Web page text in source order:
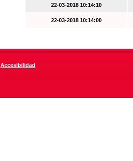
22-03-2018 10:14:10
22-03-2018 10:14:00
Accesibilidad